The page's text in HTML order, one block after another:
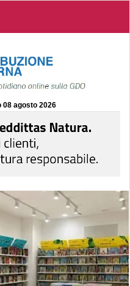
08 agosto 2026